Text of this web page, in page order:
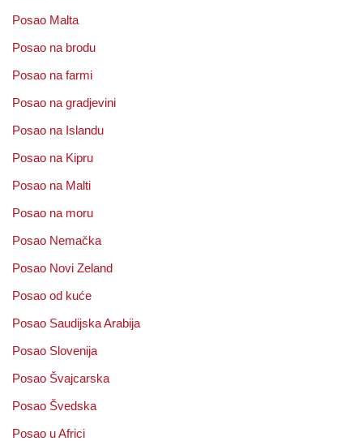
Posao Malta
Posao na brodu
Posao na farmi
Posao na gradjevini
Posao na Islandu
Posao na Kipru
Posao na Malti
Posao na moru
Posao Nemačka
Posao Novi Zeland
Posao od kuće
Posao Saudijska Arabija
Posao Slovenija
Posao Švajcarska
Posao Švedska
Posao u Africi